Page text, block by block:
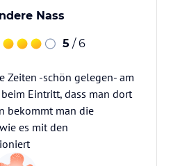
Nass
5 / 6
Zeiten -schön gelegen- am
Eintritt, dass man dort
bekommt man die
es mit den